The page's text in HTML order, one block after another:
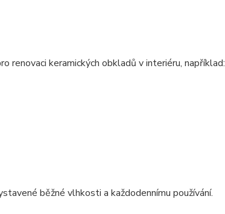
renovaci keramických obkladů v interiéru, například:
běžné vlhkosti a každodennímu používání.